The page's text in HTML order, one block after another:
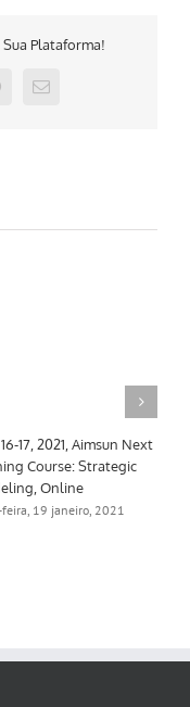
Plataforma!
E-
16-17, 2021, Aimsun Next
Course: Strategic
Online
19 janeiro, 2021